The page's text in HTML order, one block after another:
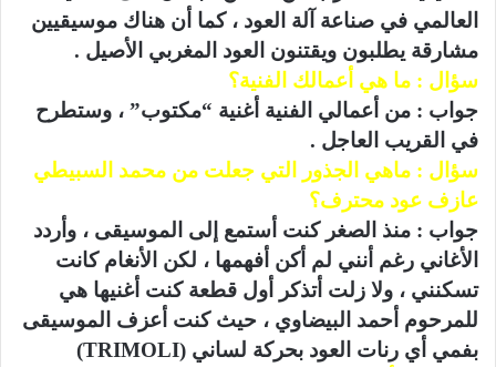
العالمي في صناعة آلة العود ، كما أن هناك موسيقيين
مشارقة يطلبون ويقتنون العود المغربي الأصيل .
سؤال : ما هي أعمالك الفنية؟
جواب : من أعمالي الفنية أغنية “مكتوب” ، وستطرح
في القريب العاجل .
سؤال : ماهي الجذور التي جعلت من محمد السبيطي
عازف عود محترف؟
جواب : منذ الصغر كنت أستمع إلى الموسيقى ، وأردد
الأغاني رغم أنني لم أكن أفهمها ، لكن الأنغام كانت
تسكنني ، ولا زلت أتذكر أول قطعة كنت أغنيها هي
للمرحوم أحمد البيضاوي ، حيث كنت أعزف الموسيقى
بفمي أي رنات العود بحركة لساني (TRIMOLI)